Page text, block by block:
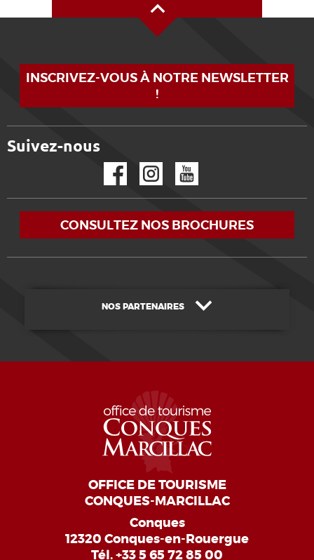
INSCRIVEZ-VOUS À NOTRE NEWSLETTER
!
Suivez-nous
CONSULTEZ NOS BROCHURES
NOS PARTENAIRES
OFFICE DE TOURISME
CONQUES-MARCILLAC
Conques
12320 Conques-en-Rouergue
Tél.+33 5 65 72 85 00